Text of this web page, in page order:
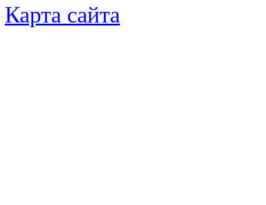
Карта сайта